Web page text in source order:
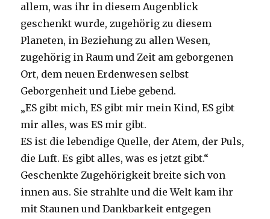
allem, was ihr in diesem Augenblick
geschenkt wurde, zugehörig zu diesem
Planeten, in Beziehung zu allen Wesen,
zugehörig in Raum und Zeit am geborgenen
Ort, dem neuen Erdenwesen selbst
Geborgenheit und Liebe gebend.
„ES gibt mich, ES gibt mir mein Kind, ES gibt
mir alles, was ES mir gibt.
ES ist die lebendige Quelle, der Atem, der Puls,
die Luft. Es gibt alles, was es jetzt gibt.“
Geschenkte Zugehörigkeit breite sich von
innen aus. Sie strahlte und die Welt kam ihr
mit Staunen und Dankbarkeit entgegen